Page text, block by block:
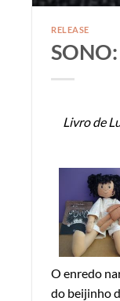
RELEASE
Livro de
O enredo
do beijinho